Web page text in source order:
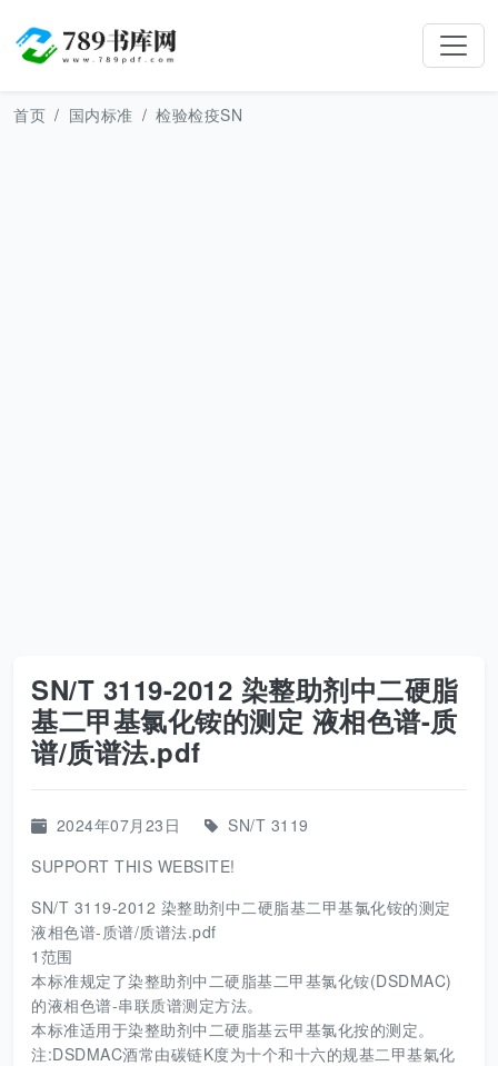
首页 国内标准 检验检疫SN
SN/T 3119-2012 染整助剂中二硬脂
基二甲基氯化铵的测定 液相色谱-质
谱/质谱法.pdf
2024年07月23日
SN/T 3119
SUPPORT THIS WEBSITE!
SN/T 3119-2012 染整助剂中二硬脂基二甲基氯化铵的测定
液相色谱-质谱/质谱法.pdf
1范围
本标准规定了染整助剂中二硬脂基二甲基氯化铵(DSDMAC)
的液相色谱-串联质谱测定方法。
本标准适用于染整助剂中二硬脂基云甲基氯化按的测定。
注:DSDMAC酒常由碳链K度为十个和十六的规基二甲基氣化